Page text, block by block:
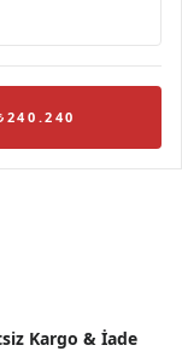
Kargo & İade